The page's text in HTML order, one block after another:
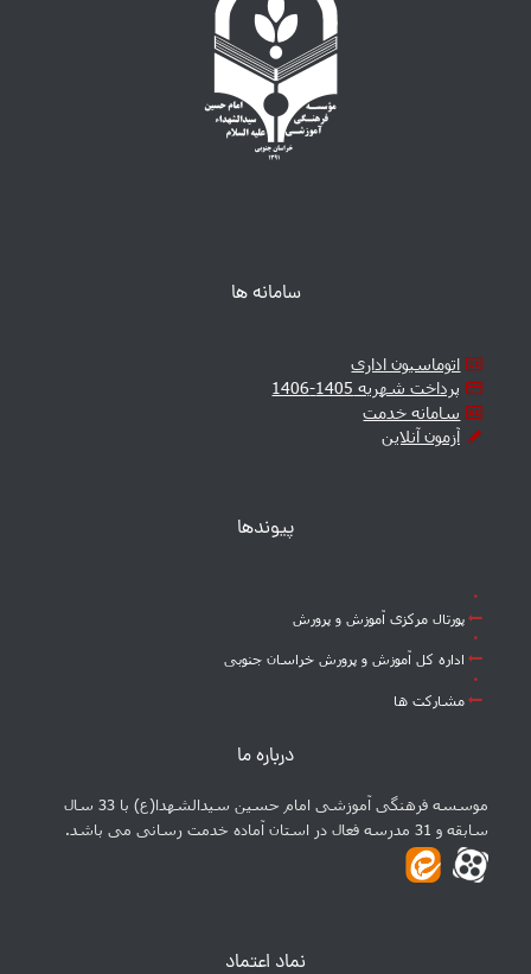
سامانه ها
اتوماسیون اداری
پرداخت شهریه 1405-1406
سامانه خدمت
آزمون آنلاین
پیوندها
پورتال مرکزی آموزش و پرورش
اداره کل آموزش و پرورش خراسان جنوبی
مشارکت ها
درباره ما
موسسه فرهنگی آموزشی امام حسین سیدالشهدا(ع) با 33 سال
سابقه و 31 مدرسه فعال در استان آماده خدمت رسانی می باشد.
نماد اعتماد